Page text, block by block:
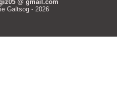
@ gmail.com
Galtsog - 2026